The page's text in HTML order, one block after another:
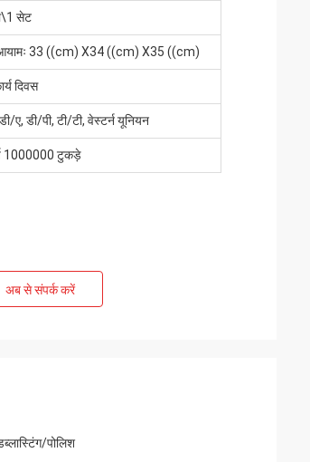
सेट
आयामः 33 ((cm) X34 ((cm) X35 ((cm)
दिवस
ए, डी/पी, टी/टी, वेस्टर्न यूनियन
1000000 टुकड़े
अब से संपर्क करें
पोलिश